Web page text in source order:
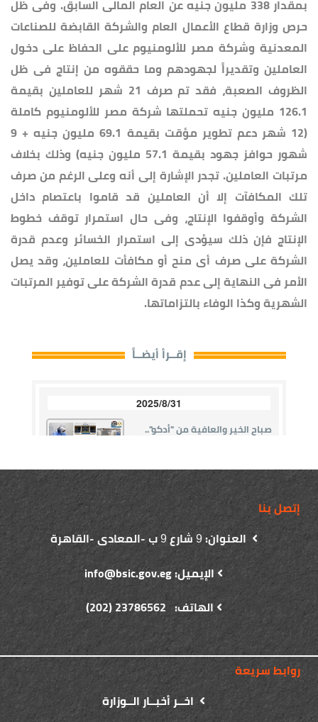
بمقدار 338 مليون جنيه عن العام المالى السابق. وفى ظل
حرص وزارة قطاع الأعمال العام والشركة القابضة للصناعات
المعدنية وشركة مصر للألومنيوم على الحفاظ على دخول
العاملين وتقديراً لجهودهم وما حققوه من إنتاج فى ظل
الظروف الصعبة، فقد تم صرف 21 شهر للعاملين بقيمة
126.1 مليون جنيه تحملتها شركة مصر للألومنيوم كاملة
(12 شهر دعم تطوير مؤقت بقيمة 69.1 مليون جنيه + 9
شهور حوافز جهود بقيمة 57.1 مليون جنيه) وذلك بخلاف
مرتبات العاملين. تجدر الإشارة إلى أنه وعلى الرغم من صرف
تلك المكافآت إلا أن العاملين قد قاموا باعتصام داخل
الشركة وأوقفوا الإنتاج، وفى حال استمرار توقف خطوط
الإنتاج فإن ذلك سيؤدى إلى استمرار الخسائر وعدم قدرة
الشركة على صرف أى منح أو مكافأت للعاملين، وقد يصل
الأمر فى النهاية إلى عدم قدرة الشركة على توفير المرتبات
الشهرية وكذا الوفاء بالتزاماتها.
إتصل بنا
العنوان:9شارع9ب -المعادى -القاهرة
الإيميل: info@bsic.gov.eg
الهاتف: 23786562 (202)
روابط سريعة
اخــر أخبــار الــوزارة